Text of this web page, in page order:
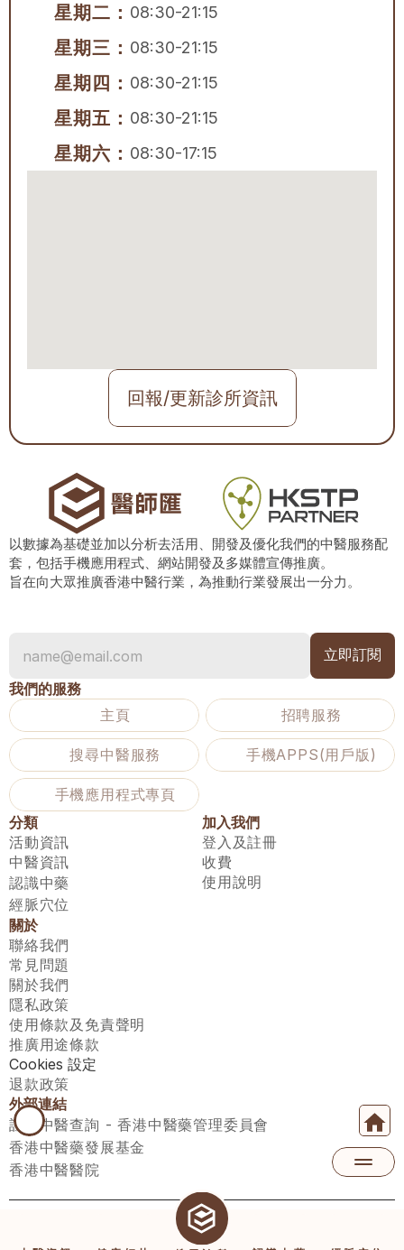
星期二： 08:30-21:15
星期三： 08:30-21:15
星期四： 08:30-21:15
星期五： 08:30-21:15
星期六： 08:30-17:15
回報/更新診所資訊
以數據為基礎並加以分析去活用、開發及優化我們的中醫服務配
套，包括手機應用程式、網站開發及多媒體宣傳推廣。
旨在向大眾推廣香港中醫行業，為推動行業發展出一分力。
我們的服務
主頁
招聘服務
搜尋中醫服務 手機APPS(用戶版)
手機應用程式專頁
分類
活動資訊
中醫資訊
認識中藥
經脈穴位
加入我們
登入及註冊
收費
使用說明
關於
聯絡我們
常見問題
關於我們
隱私政策
使用條款及免責聲明
推廣用途條款
Cookies 設定
退款政策
外部連結
註冊中醫查詢 - 香港中醫藥管理委員會
香港中醫藥發展基金
香港中醫醫院
醫師匯有限公司 ECWAY LIMITED Copyright 2026© All rights
reserved. 台灣地區：統一編號：00531876 稅籍編號：A100320069